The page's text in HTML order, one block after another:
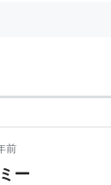
前
ー